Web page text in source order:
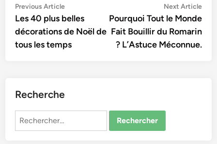
Navigation
de
l’article
Previous ArticlePrevious
article:
Les 40 plus belles
décorations de Noël de
tous les temps
Next Article
Pourquoi Tout le Monde
Fait Bouillir du Romarin
? L’Astuce Méconnue.
Recherche
Rechercher :